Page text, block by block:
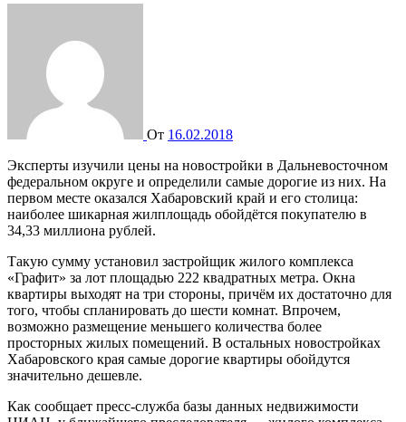
От 16.02.2018
Эксперты изучили цены на новостройки в Дальневосточном
федеральном округе и определили самые дорогие из них. На
первом месте оказался Хабаровский край и его столица:
наиболее шикарная жилплощадь обойдётся покупателю в
34,33 миллиона рублей.
Такую сумму установил застройщик жилого комплекса
«Графит» за лот площадью 222 квадратных метра. Окна
квартиры выходят на три стороны, причём их достаточно для
того, чтобы спланировать до шести комнат. Впрочем,
возможно размещение меньшего количества более
просторных жилых помещений. В остальных новостройках
Хабаровского края самые дорогие квартиры обойдутся
значительно дешевле.
Как сообщает пресс-служба базы данных недвижимости